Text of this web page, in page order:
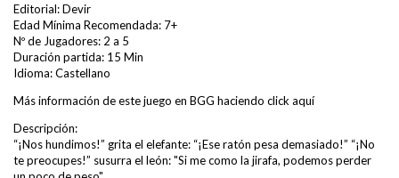
Editorial: Devir
Edad Mínima Recomendada: 7+
Nº de Jugadores: 2 a 5
Duración partida: 15 Min
Idioma: Castellano
Más información de este juego en BGG haciendo click aquí
Descripción:
“¡Nos hundimos!” grita el elefante: “¡Ese ratón pesa demasiado!” “¡No
te preocupes!” susurra el león: "Si me como la jirafa, podemos perder